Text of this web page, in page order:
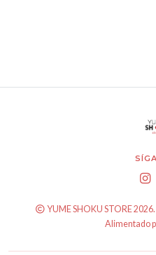
YUME SHOKU STORE
Alimentado